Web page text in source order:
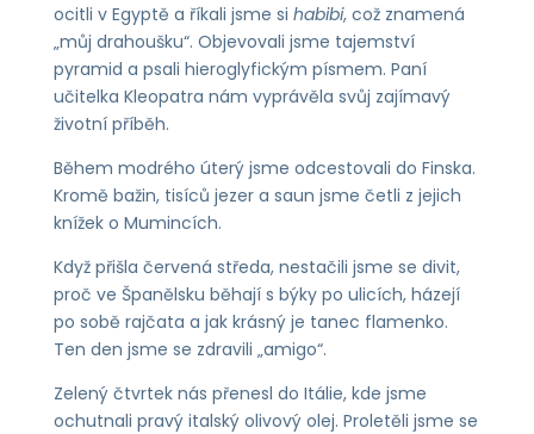
ocitli v Egyptě a říkali jsme si habibi, což znamená
„můj drahoušku“. Objevovali jsme tajemství
pyramid a psali hieroglyfickým písmem. Paní
učitelka Kleopatra nám vyprávěla svůj zajímavý
životní příběh.
Během modrého úterý jsme odcestovali do Finska.
Kromě bažin, tisíců jezer a saun jsme četli z jejich
knížek o Mumincích.
Když přišla červená středa, nestačili jsme se divit,
proč ve Španělsku běhají s býky po ulicích, házejí
po sobě rajčata a jak krásný je tanec flamenko.
Ten den jsme se zdravili „amigo“.
Zelený čtvrtek nás přenesl do Itálie, kde jsme
ochutnali pravý italský olivový olej. Proletěli jsme se